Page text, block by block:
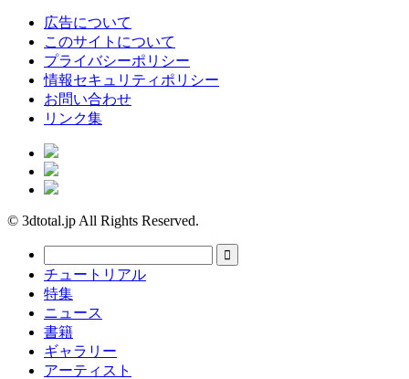
広告について
このサイトについて
プライバシーポリシー
情報セキュリティポリシー
お問い合わせ
リンク集
© 3dtotal.jp All Rights Reserved.
チュートリアル
特集
ニュース
書籍
ギャラリー
アーティスト